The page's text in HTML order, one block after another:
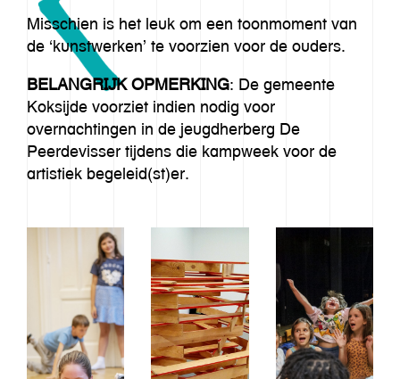
Misschien is het leuk om een toonmoment van
de ‘kunstwerken’ te voorzien voor de ouders.
BELANGRIJK OPMERKING: De gemeente
Koksijde voorziet indien nodig voor
overnachtingen in de jeugdherberg De
Peerdevisser tijdens die kampweek voor de
artistiek begeleid(st)er.